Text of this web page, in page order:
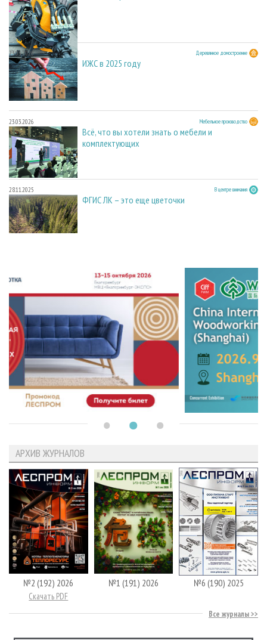
23.03.2026 Деревянное домостроение
ИЖС в 2025 году
23.03.2026 Мебельное производство
Всё, что вы хотели знать о мебели и
комплектующих
28.11.2025 В центре внимания
ФГИС ЛК – это еще цветочки
АРХИВ ЖУРНАЛОВ
№2 (192) 2026
Скачать PDF
№1 (191) 2026 №6 (190) 2025
Все журналы